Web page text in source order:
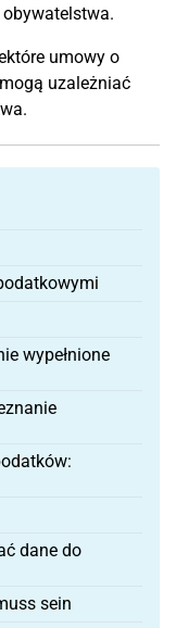
obywatelstwa.
umowy o
uzależniać
wypełnione
dane do
sein